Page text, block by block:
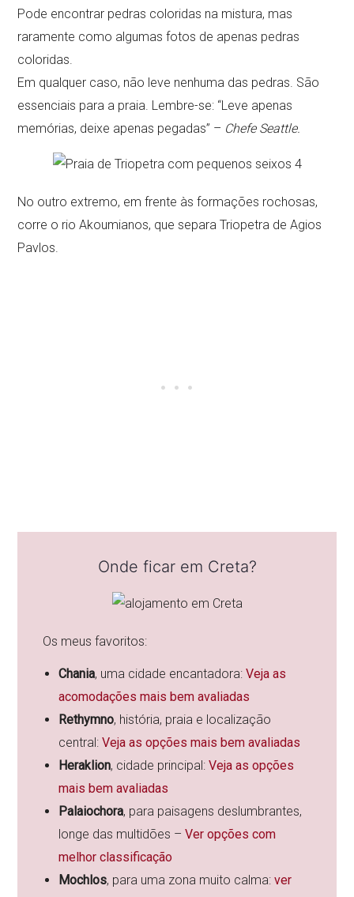
Pode encontrar pedras coloridas na mistura, mas
raramente como algumas fotos de apenas pedras
coloridas.
Em qualquer caso, não leve nenhuma das pedras. São
essenciais para a praia. Lembre-se: “Leve apenas
memórias, deixe apenas pegadas” – Chefe Seattle.
No outro extremo, em frente às formações rochosas,
corre o rio Akoumianos, que separa Triopetra de Agios
Pavlos.
Onde ficar em Creta?
Os meus favoritos:
Chania, uma cidade encantadora:Veja as
acomodações mais bem avaliadas
Rethymno, história, praia e localização
central:Veja as opções mais bem avaliadas
Heraklion, cidade principal:Veja as opções
mais bem avaliadas
Palaiochora, para paisagens deslumbrantes,
longe das multidões –Ver opções com
melhor classificação
Mochlos, para uma zona muito calma:ver